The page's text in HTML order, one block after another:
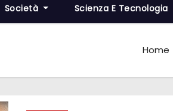
Società Scienza E Tecnologia
Home